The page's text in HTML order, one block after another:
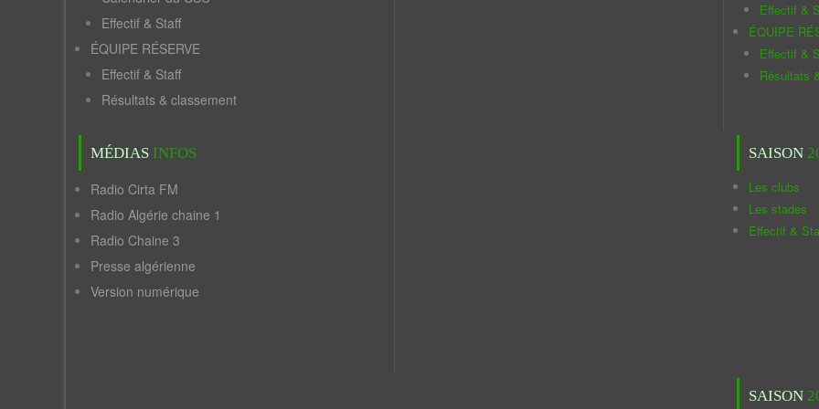
Effectif & Staff
ÉQUIPE RÉSERVE
Effectif & Staff
Résultats & classement
MÉDIAS INFOS
Radio Cirta FM
Radio Algérie chaine 1
Radio Chaine 3
Presse algérienne
Version numérique
Effectif &
ÉQUIPE
Effectif &
Résultats
SAISON
Les clubs
Les stades
Effectif &
SAISON